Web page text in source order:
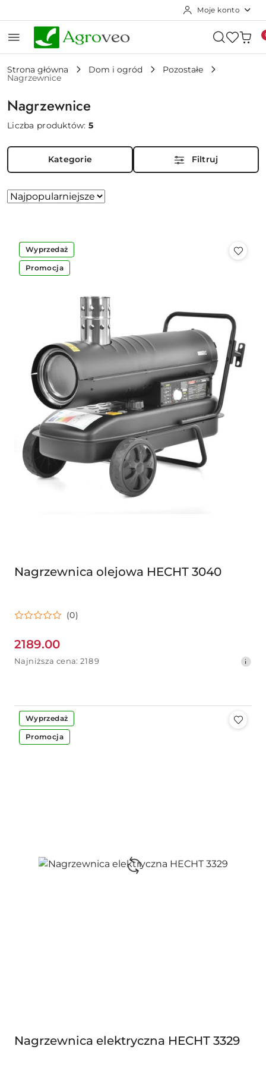
Moje konto
Strona główna Dom i ogród Pozostałe
Nagrzewnice
Nagrzewnice
Liczba produktów:5
Kategorie Filtruj
Zastosowano
Sortuj
-22%
Wyprzedaż
Promocja
Nagrzewnica olejowa HECHT 3040
(0)
Cena
promocyjna:
2189.00
Najniższa
przed
obniżką
Najniższa cena: 2189
-19%
Wyprzedaż
Promocja
Nagrzewnica elektryczna HECHT 3329